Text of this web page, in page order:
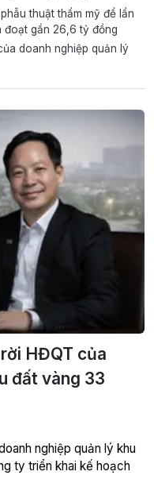
thuật thẩm mỹ để lẩn
đoạt gần 26,6 tỷ đồng
doanh nghiệp quản lý
HĐQT của
đất vàng 33
nghiệp quản lý khu
ty triển khai kế hoạch